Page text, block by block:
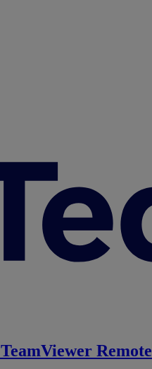
TeamViewer Remote